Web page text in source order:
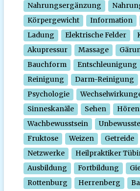
Nahrungsergänzung
Körpergewicht
Information
Ladung
Elektrische Felder
Akupressur
Massage
Bauchform
Entschleunigung
Reinigung
Darm-Reinigung
Psychologie
Sinneskanäle
Sehen Hören
Wachbewusstsein
Fruktose
Weizen Getreide
Netzwerke
Heilpraktiker
Ausbildung
Fortbildung
Rottenburg
Herrenberg